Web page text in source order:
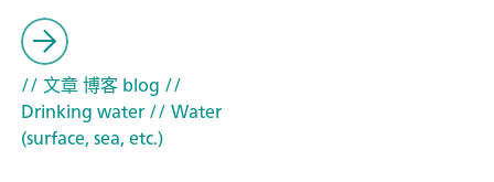
// 文章 博客 blog //
Drinking water// Water
(surface, sea, etc.)